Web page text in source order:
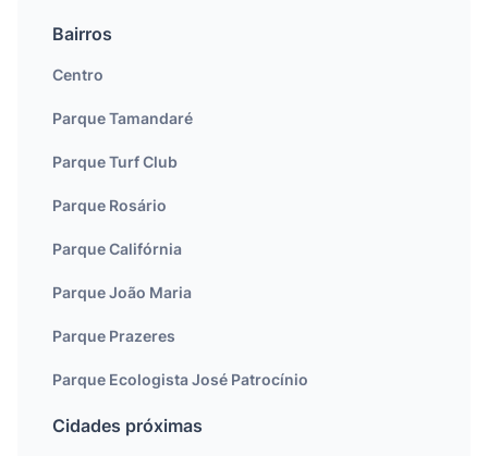
Bairros
Centro
Parque Tamandaré
Parque Turf Club
Parque Rosário
Parque Califórnia
Parque João Maria
Parque Prazeres
Parque Ecologista José Patrocínio
Cidades próximas